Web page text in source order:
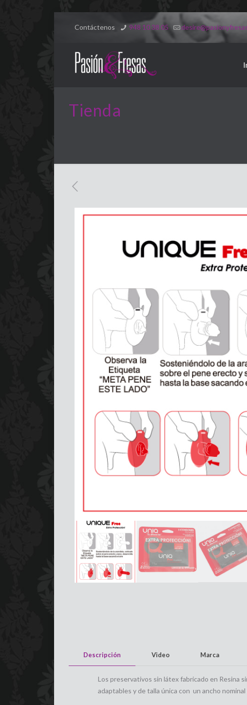
Contáctenos 948 10 38 05
Tienda
Descripción Video Marca
Los preservativos sin látex fabricado en Resina
adaptables y de talla única con un ancho